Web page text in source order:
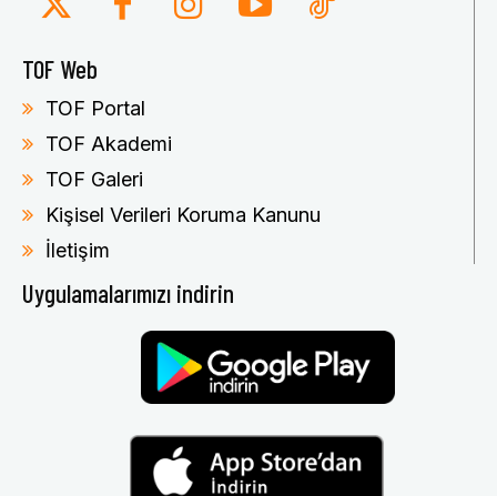
TOF Web
TOF Portal
TOF Akademi
TOF Galeri
Kişisel Verileri Koruma Kanunu
İletişim
Uygulamalarımızı indirin